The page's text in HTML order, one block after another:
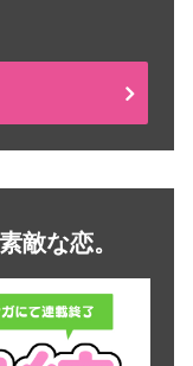
敵な恋。